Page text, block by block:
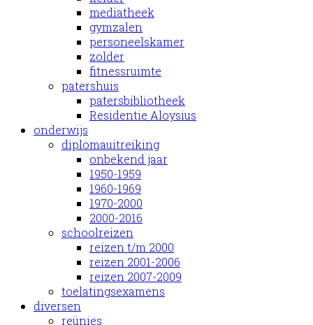
mediatheek
gymzalen
personeelskamer
zolder
fitnessruimte
patershuis
patersbibliotheek
Residentie Aloysius
onderwijs
diplomauitreiking
onbekend jaar
1950-1959
1960-1969
1970-2000
2000-2016
schoolreizen
reizen t/m 2000
reizen 2001-2006
reizen 2007-2009
toelatingsexamens
diversen
reünies